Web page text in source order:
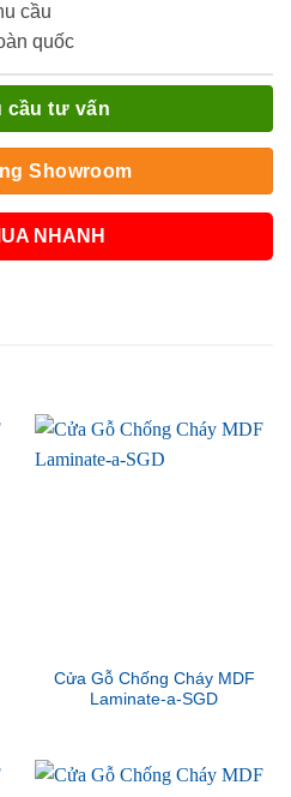
cầu
quốc
cầu tư vấn
Showroom
NHANH
Cửa Gỗ Chống Cháy MDF
Laminate-a-SGD